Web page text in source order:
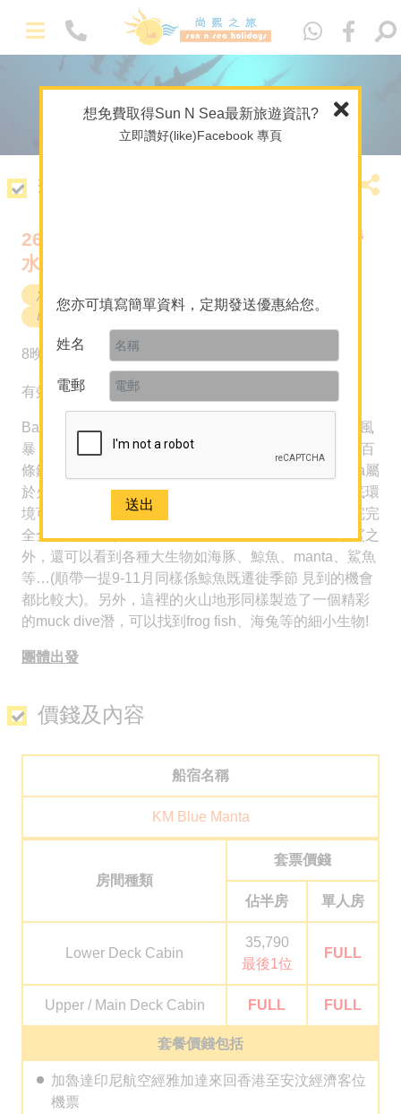
想免費取得Sun N Sea最新旅遊資訊?
立即讚好(like)Facebook 專頁
您亦可填寫簡單資料，定期發送優惠給您。
姓名
電郵
Eng
精選套票
馬爾代夫專門店
海外婚禮及攝影
主題 / 深度遊
A+酒店套票
潛水旅遊及課程
關於我們
關於 Sun N Sea Holidays
團隊介紹
人才招聘
網誌
媒體報導
2926 1668(旺角)
套票簡介
26年10月12日 Banda Sea 班達海船宿潛
水團 ~ 最後1位 KM Blue Manta
潛水旅遊及課程 潛水旅遊
Ambon
印尼
8晚 HK$35,790起
有效日期至2026年10月12日
Banda Sea(班達海)來這裡潛水的人多是為了看錘頭鯊風
暴！每年的9至11月是錘頭鯊遷徙季節，會常有數十數百
條錘頭鯊出現，可以以超近距離看到他們。Banda Sea屬
於火山群島地形，其地形孕育咗大量海洋生物，其海底環
境可謂精彩絕倫，清澈既海水甚至會令你忘記深度，完完
全全沉醉於七彩既珊瑚及各種既魚群當中。除了錘頭鯊之
外，還可以看到各種大生物如海豚、鯨魚、manta、鯊魚
等…(順帶一提9-11月同樣係鯨魚既遷徙季節 見到的機會
都比較大)。另外，這裡的火山地形同樣製造了一個精彩
的muck dive潛，可以找到frog fish、海兔等的細小生物!
團體出發
價錢及內容
船宿名稱
KM Blue Manta
房間種類
套票價錢
佔半房 單人房
Lower Deck Cabin
35,790
最後1位
FULL
Upper / Main Deck Cabin FULL FULL
套餐價錢包括
加魯達印尼航空經雅加達來回香港至安汶經濟客位
機票